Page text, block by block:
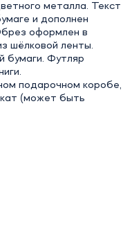
металла. Текст
и дополнен
оформлен в
шёлковой ленты.
бумаги. Футляр
подарочном коробе,
(может быть